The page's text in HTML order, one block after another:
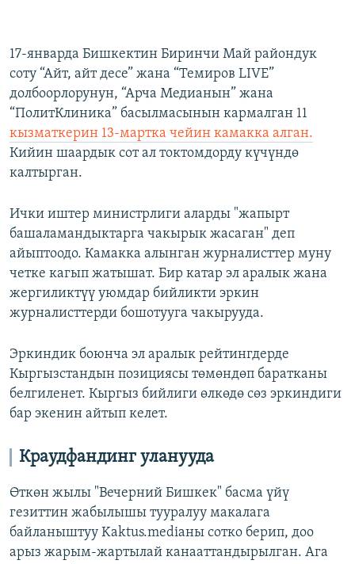
17-январда Бишкектин Биринчи Май райондук
соту “Айт, айт десе” жана “Темиров LIVE”
долбоорлорунун, “Арча Медианын” жана
“ПолитКлиника” басылмасынын кармалган 11
кызматкерин 13-мартка чейин камакка алган.
Кийин шаардык сот ал токтомдорду күчүндө
калтырган.
Ички иштер министрлиги аларды "жапырт
башаламандыктарга чакырык жасаган" деп
айыптоодо. Камакка алынган журналисттер муну
четке кагып жатышат. Бир катар эл аралык жана
жергиликтүү уюмдар бийликти эркин
журналисттерди бошотууга чакырууда.
Эркиндик боюнча эл аралык рейтингдерде
Кыргызстандын позициясы төмөндөп баратканы
белгиленет. Кыргыз бийлиги өлкөдө сөз эркиндиги
бар экенин айтып келет.
Краудфандинг уланууда
Өткөн жылы "Вечерний Бишкек" басма үйү
гезиттин жабылышы тууралуу макалага
байланыштуу Kaktus.mediaны сотко берип, доо
арыз жарым-жартылай канааттандырылган. Ага